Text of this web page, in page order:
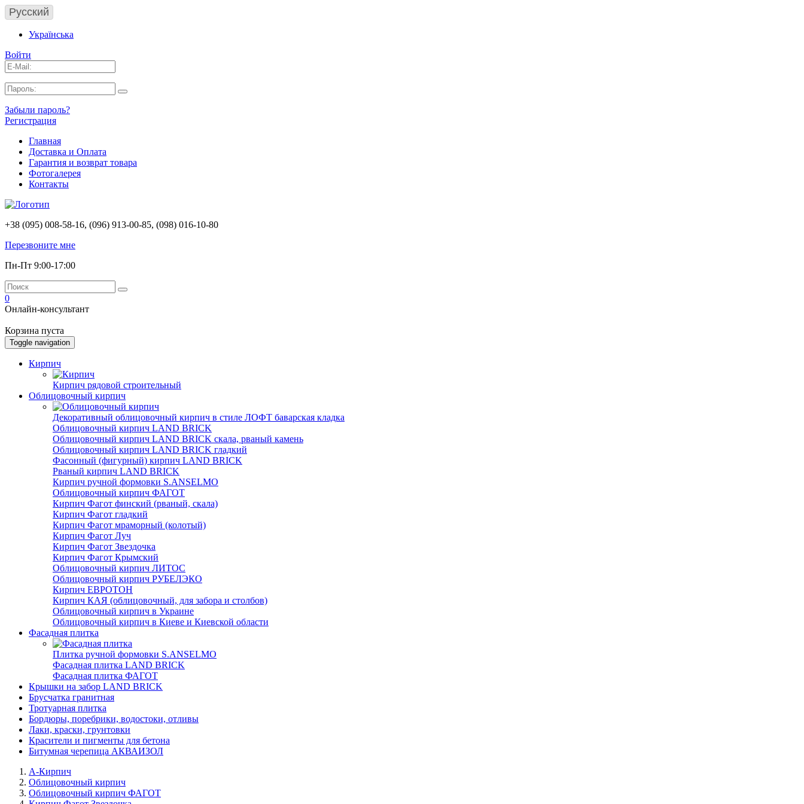
Русский
Українська
Войти
Забыли пароль?
Регистрация
Главная
Доставка и Оплата
Гарантия и возврат товара
Фотогалерея
Контакты
+38 (095) 008-58-16, (096) 913-00-85, (098) 016-10-80
Перезвоните мне
Пн-Пт 9:00-17:00
0
Онлайн-консультант
Корзина пуста
Toggle navigation
Кирпич
Кирпич рядовой строительный
Облицовочный кирпич
Декоративный облицовочный кирпич в стиле ЛОФТ баварская кладка
Облицовочный кирпич LAND BRICK
Облицовочный кирпич LAND BRICK скала, рваный камень
Облицовочный кирпич LAND BRICK гладкий
Фасонный (фигурный) кирпич LAND BRICK
Рваный кирпич LAND BRICK
Кирпич ручной формовки S.ANSELMO
Облицовочный кирпич ФАГОТ
Кирпич Фагот финский (рваный, скала)
Кирпич Фагот гладкий
Кирпич Фагот мраморный (колотый)
Кирпич Фагот Луч
Кирпич Фагот Звездочка
Кирпич Фагот Крымский
Облицовочный кирпич ЛИТОС
Облицовочный кирпич РУБЕЛЭКО
Кирпич ЕВРОТОН
Кирпич КАЯ (облицовочный, для забора и столбов)
Облицовочный кирпич в Украине
Облицовочный кирпич в Киеве и Киевской области
Фасадная плитка
Плитка ручной формовки S.ANSELMO
Фасадная плитка LAND BRICK
Фасадная плитка ФАГОТ
Крышки на забор LAND BRICK
Брусчатка гранитная
Тротуарная плитка
Бордюры, поребрики, водостоки, отливы
Лаки, краски, грунтовки
Красители и пигменты для бетона
Битумная черепица АКВАИЗОЛ
А-Кирпич
Облицовочный кирпич
Облицовочный кирпич ФАГОТ